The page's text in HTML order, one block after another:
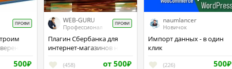
ПРОФИ
500₽
WEB-GURU
Профессионал
ПРОФИ
Плагин Сбербанка для
интернет-магазинов на
(458) от 500₽
naumlancer
Новичок
Импорт данных - в один
клик
(226) 500₽